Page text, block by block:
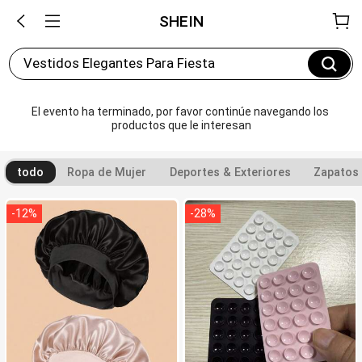
SHEIN
Vestidos Elegantes Para Fiesta
El evento ha terminado, por favor continúe navegando los
productos que le interesan
todo Ropa de Mujer Deportes & Exteriores Zapatos
-12% -28%